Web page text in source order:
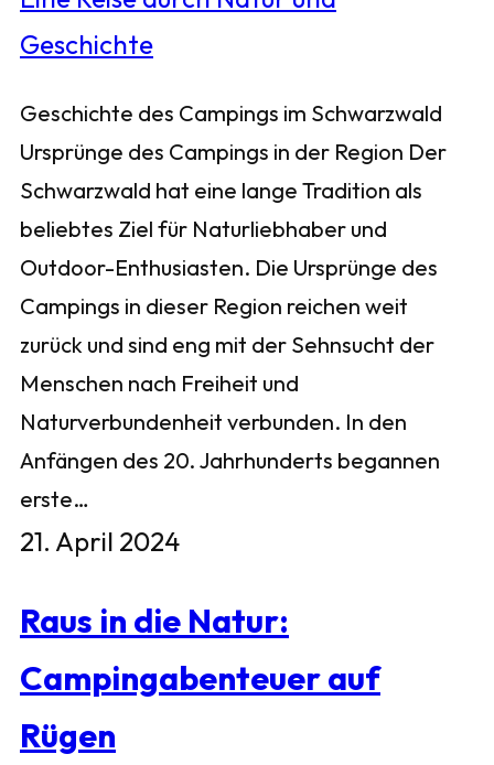
Geschichte des Campings im Schwarzwald
Ursprünge des Campings in der Region Der
Schwarzwald hat eine lange Tradition als
beliebtes Ziel für Naturliebhaber und
Outdoor-Enthusiasten. Die Ursprünge des
Campings in dieser Region reichen weit
zurück und sind eng mit der Sehnsucht der
Menschen nach Freiheit und
Naturverbundenheit verbunden. In den
Anfängen des 20. Jahrhunderts begannen
erste…
21. April 2024
Raus in die Natur:
Campingabenteuer auf
Rügen